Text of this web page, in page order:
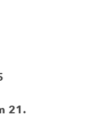
21.